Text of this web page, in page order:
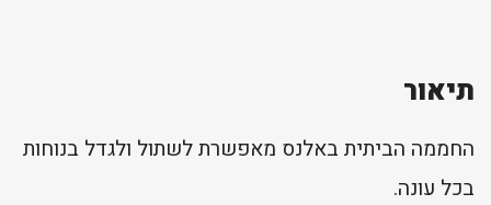
תיאור
החממה הביתית באלנס מאפשרת לשתול ולגדל בנוחות
בכל עונה.